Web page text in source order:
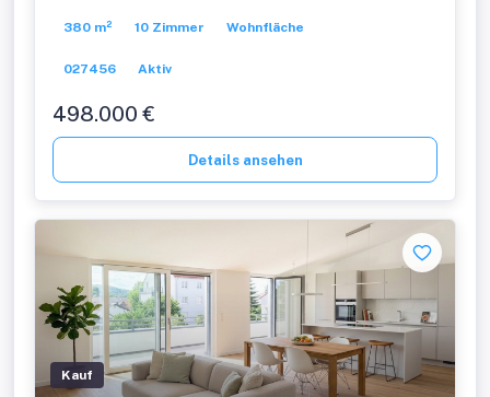
380 m² 10 Zimmer Wohnfläche
027456 Aktiv
498.000 €
Details ansehen
Kauf